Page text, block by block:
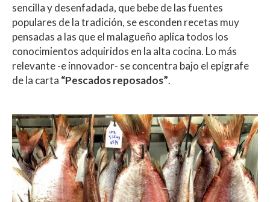
sencilla y desenfadada, que bebe de las fuentes
populares de la tradición, se esconden recetas muy
pensadas a las que el malagueño aplica todos los
conocimientos adquiridos en la alta cocina. Lo más
relevante -e innovador- se concentra bajo el epígrafe
de la carta “Pescados reposados”.